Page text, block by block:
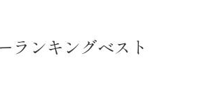
ランキングベスト